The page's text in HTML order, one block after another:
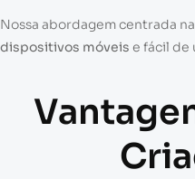
Nossa abordagem centrada na
dispositivos móveis e fácil de